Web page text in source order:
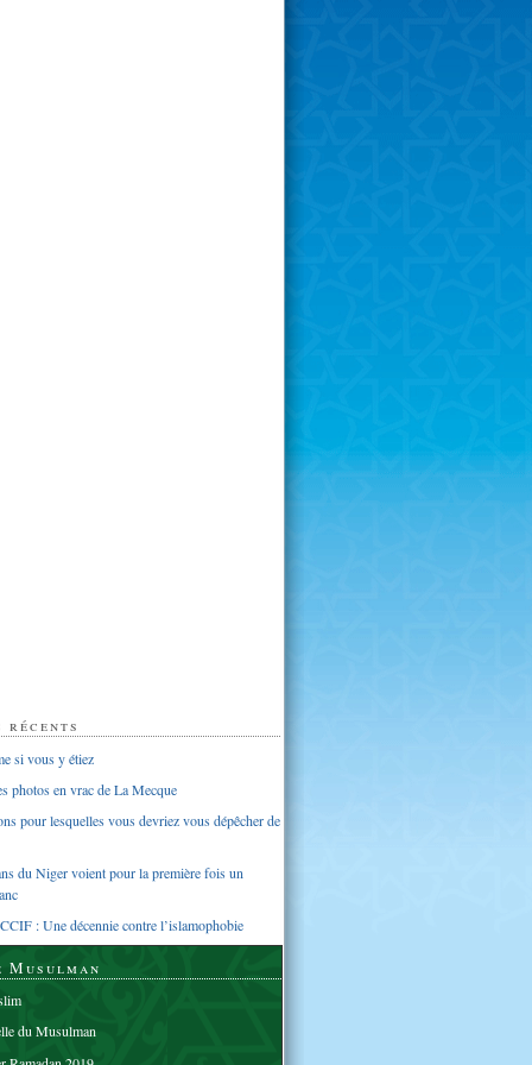
si vous y étiez
photos en vrac de La Mecque
pour lesquelles vous devriez vous dépêcher de
du Niger voient pour la première fois un
: Une décennie contre l’islamophobie
Musulman
du Musulman